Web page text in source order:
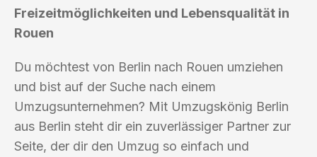
Freizeitmöglichkeiten und Lebensqualität in
Rouen
Du möchtest von Berlin nach Rouen umziehen
und bist auf der Suche nach einem
Umzugsunternehmen? Mit Umzugskönig Berlin
aus Berlin steht dir ein zuverlässiger Partner zur
Seite, der dir den Umzug so einfach und